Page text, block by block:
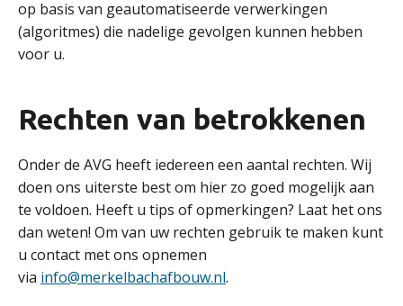
op basis van geautomatiseerde verwerkingen
(algoritmes) die nadelige gevolgen kunnen hebben
voor u.
Rechten van betrokkenen
Onder de AVG heeft iedereen een aantal rechten. Wij
doen ons uiterste best om hier zo goed mogelijk aan
te voldoen. Heeft u tips of opmerkingen? Laat het ons
dan weten! Om van uw rechten gebruik te maken kunt
u contact met ons opnemen
via info@merkelbachafbouw.nl.